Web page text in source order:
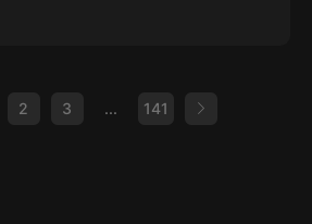
2 3 ... 141